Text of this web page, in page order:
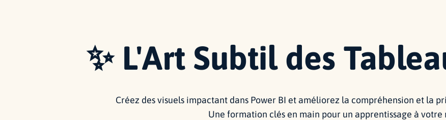
✨ L'Art Subtil des
Créez des visuels impactant dans Power BI et améliorez la compréhension et la
Une formation clés en main pour un apprentissage à votre